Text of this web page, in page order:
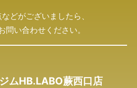
どがございましたら、
問い合わせください。
ムHB.LABO蕨西口店